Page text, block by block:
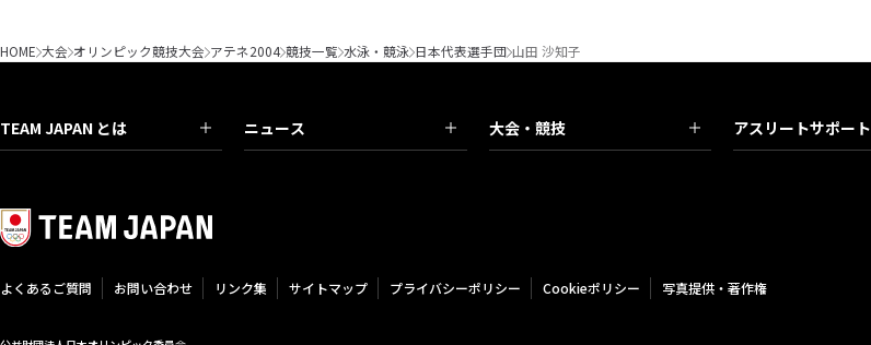
HOME 大会 オリンピック競技大会 アテネ2004 競技一覧 水泳・競泳 日本代表選手団 山田 沙知子
TEAM JAPAN とは ニュース 大会・競技 アスリートサポート
よくあるご質問 お問い合わせ リンク集 サイトマップ プライバシーポリシー Cookieポリシー 写真提供・著作権